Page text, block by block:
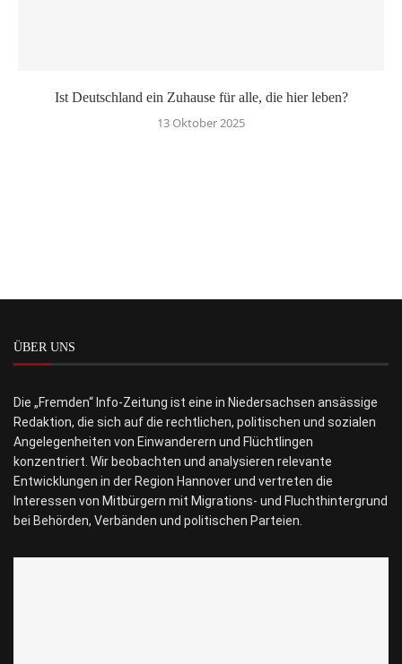
Ist Deutschland ein Zuhause für alle, die hier leben?
13 Oktober 2025
ÜBER UNS
Die „Fremden“ Info-Zeitung ist eine in Niedersachsen ansässige
Redaktion, die sich auf die rechtlichen, politischen und sozialen
Angelegenheiten von Einwanderern und Flüchtlingen
konzentriert. Wir beobachten und analysieren relevante
Entwicklungen in der Region Hannover und vertreten die
Interessen von Mitbürgern mit Migrations- und Fluchthintergrund
bei Behörden, Verbänden und politischen Parteien.